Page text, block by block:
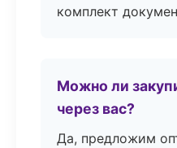
комплект
Можно ли
через вас?
Да, предложим